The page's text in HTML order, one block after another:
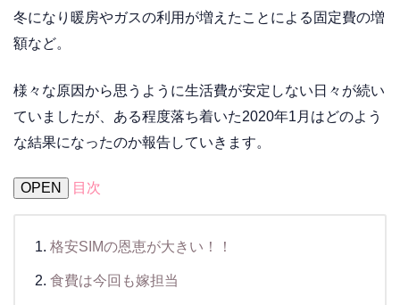
冬になり暖房やガスの利用が増えたことによる固定費の増
額など。
様々な原因から思うように生活費が安定しない日々が続い
ていましたが、ある程度落ち着いた2020年1月はどのよう
な結果になったのか報告していきます。
OPEN 目次
格安SIMの恩恵が大きい！！
食費は今回も嫁担当